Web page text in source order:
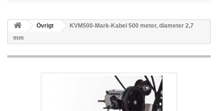
Övrigt
KVM500-Mark-Kabel 500 meter, diameter 2,7
mm